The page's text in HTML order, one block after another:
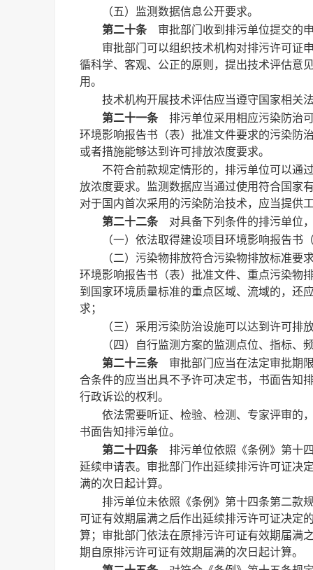
（五）监测数据信息公开要求。
第二十条审批部门收到排污单位提交的
审批部门可以组织技术机构对排污许可证
循科学、客观、公正的原则，提出技术评估意
用。
技术机构开展技术评估应当遵守国家相关
第二十一条排污单位采用相应污染防治可
环境影响报告书（表）批准文件要求的污染防
或者措施能够达到许可排放浓度要求。
不符合前款规定情形的，排污单位可以通
放浓度要求。监测数据应当通过使用符合国家
对于国内首次采用的污染防治技术，应当提供
第二十二条对具备下列条件的排污单位
（一）依法取得建设项目环境影响报告
（二）污染物排放符合污染物排放标准
环境影响报告书（表）批准文件、重点污染物
到国家环境质量标准的重点区域、流域的，还
求；
（三）采用污染防治设施可以达到许可
（四）自行监测方案的监测点位、指标、
第二十三条审批部门应当在法定审批期限
合条件的应当出具不予许可决定书，书面告知
行政诉讼的权利。
依法需要听证、检验、检测、专家评审的
书面告知排污单位。
第二十四条排污单位依照《条例》第十四
延续申请表。审批部门作出延续排污许可证决
满的次日起计算。
排污单位未依照《条例》第十四条第二款
可证有效期届满之后作出延续排污许可证决定
算；审批部门依法在原排污许可证有效期届满
期自原排污许可证有效期届满的次日起计算。